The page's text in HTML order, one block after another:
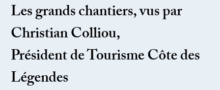
Les grands chantiers, vus par
Christian Colliou,
Président de Tourisme Côte des
Légendes